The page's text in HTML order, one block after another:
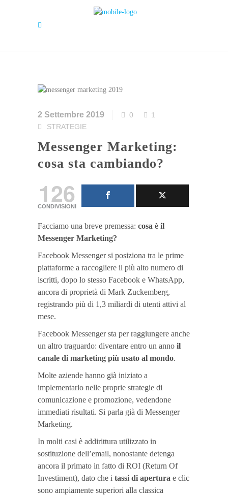
2 Settembre 2019 0
1
STRATEGIE
Messenger Marketing:
cosa sta cambiando?
126
CONDIVISIONI
Facciamo una breve premessa: cosa è il
Messenger Marketing?
Facebook Messenger si posiziona tra le prime
piattaforme a raccogliere il più alto numero di
iscritti, dopo lo stesso Facebook e WhatsApp,
ancora di proprietà di Mark Zuckemberg,
registrando più di 1,3 miliardi di utenti attivi al
mese.
Facebook Messenger sta per raggiungere anche
un altro traguardo: diventare entro un anno il
canale di marketing più usato al mondo.
Molte aziende hanno già iniziato a
implementarlo nelle proprie strategie di
comunicazione e promozione, vedendone
immediati risultati. Si parla già di Messenger
Marketing.
In molti casi è addirittura utilizzato in
sostituzione dell’email, nonostante detenga
ancora il primato in fatto di ROI (Return Of
Investiment), dato che i tassi di apertura e clic
sono ampiamente superiori alla classica